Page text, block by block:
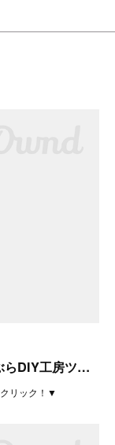
らDIY工房ツ…
リック！▼